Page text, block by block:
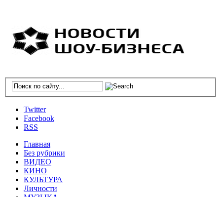
Twitter
Facebook
RSS
Главная
Без рубрики
ВИДЕО
КИНО
КУЛЬТУРА
Личности